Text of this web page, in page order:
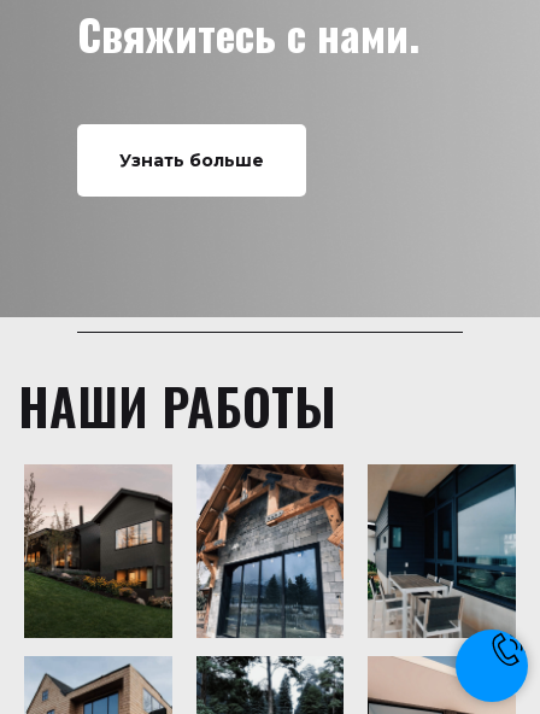
Свяжитесь с нами.
Узнать больше
НАШИ РАБОТЫ